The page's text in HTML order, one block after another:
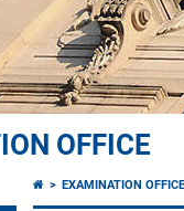
OFFICE
EXAMINATION OFFICE